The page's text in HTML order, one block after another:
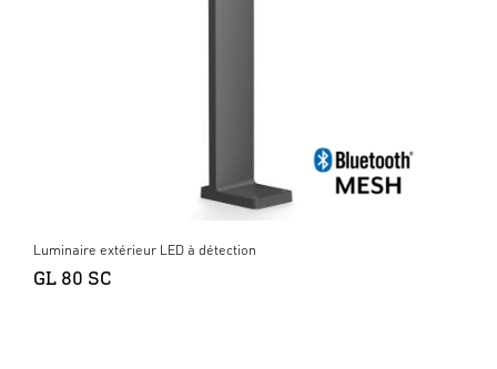
Luminaire extérieur LED à détection
GL 80 SC